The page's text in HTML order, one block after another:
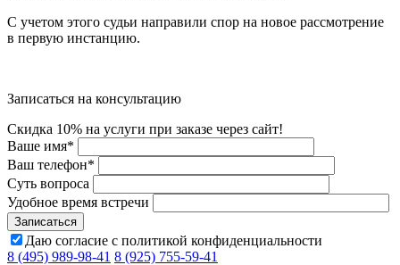
С учетом этого судьи направили спор на новое рассмотрение
в первую инстанцию.
Записаться на консультацию
Скидка 10% на услуги при заказе через сайт!
Ваше имя*
Ваш телефон*
Суть вопроса
Удобное время встречи
Даю согласие с политикой конфиденциальности
8 (495) 989-98-41 8 (925) 755-59-41